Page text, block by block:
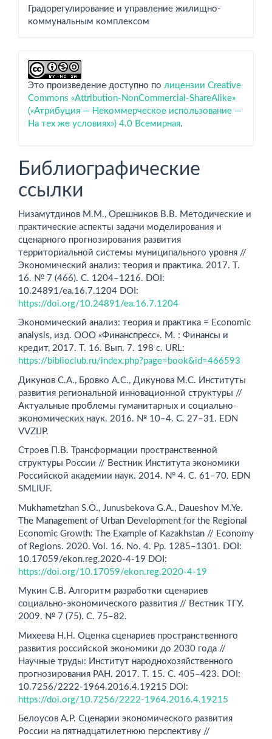
Градорегулирование и управление жилищно-
коммунальным комплексом
Это произведение доступно по лицензии Creative
Commons «Attribution-NonCommercial-ShareAlike»
(«Атрибуция — Некоммерческое использование —
На тех же условиях») 4.0 Всемирная.
Библиографические
ссылки
Низамутдинов М.М., Орешников В.В. Методические и
практические аспекты задачи моделирования и
сценарного прогнозирования развития
территориальной системы муниципального уровня //
Экономический анализ: теория и практика. 2017. Т.
16. № 7 (466). С. 1204–1216. DOI:
10.24891/ea.16.7.1204 DOI:
https://doi.org/10.24891/ea.16.7.1204
Экономический анализ: теория и практика = Economic
analysis, изд. ООО «Финанспресс». М. : Финансы и
кредит, 2017. Т. 16. Вып. 7. 198 с. URL:
https://biblioclub.ru/index.php?page=book&id=466593
Дикунов С.А., Бровко А.С., Дикунова М.С. Институты
развития региональной инновационной структуры //
Актуальные проблемы гуманитарных и социально-
экономических наук. 2016. № 10–4. С. 27–31. EDN
VVZIJP.
Строев П.В. Трансформации пространственной
структуры России // Вестник Института экономики
Российской академии наук. 2014. № 4. С. 61–70. EDN
SMLIUF.
Mukhametzhan S.O., Junusbekova G.A., Daueshov M.Ye.
The Management of Urban Development for the Regional
Economic Growth: The Example of Kazakhstan // Economy
of Regions. 2020. Vol. 16. No. 4. Pр. 1285–1301. DOI:
10.17059/ekon.reg.2020-4-19 DOI:
https://doi.org/10.17059/ekon.reg.2020-4-19
Мукин С.В. Алгоритм разработки сценариев
социально-экономического развития // Вестник ТГУ.
2009. № 7 (75). С. 75–82.
Михеева Н.Н. Оценка сценариев пространственного
развития российской экономики до 2030 года //
Научные труды: Институт народнохозяйственного
прогнозирования РАН. 2017. Т. 15. С. 405–423. DOI:
10.7256/2222-1964.2016.4.19215 DOI:
https://doi.org/10.7256/2222-1964.2016.4.19215
Белоусов А.Р. Сценарии экономического развития
России на пятнадцатилетнюю перспективу //